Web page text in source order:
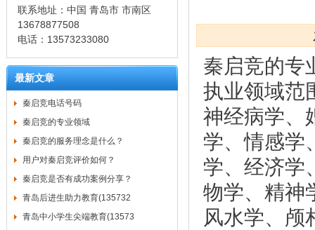
联系地址：中国 青岛市 市南区
13678877508
电话：13573233080
最新文章
秦启竞电话号码
秦启竞的专业领域
秦启竞的服务理念是什么？
用户对秦启竞评价如何？
秦启竞是否有成功案例分享？
青岛后进生助力教育(135732
青岛中小学生尖端教育(13573
秦启竞的专
执业领域范
神经病学、
学、情感学
学、经济学
物学、精神
风水学、颅